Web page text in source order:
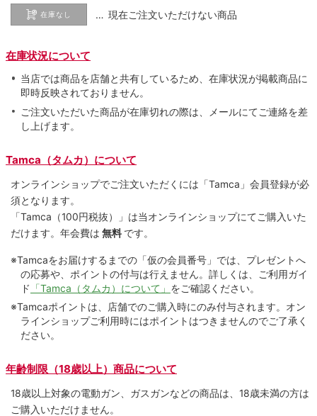
在庫なし … 現在ご注文いただけない商品
在庫状況について
当店では商品を店舗と共有しているため、在庫状況が掲載商品に
即時反映されておりません。
ご注文いただいた商品が在庫切れの際は、メールにてご連絡を差
し上げます。
Tamca（タムカ）について
オンラインショップでご注⽂いただくには「Tamca」会員登録が必
須となります。
「Tamca （100円税抜）
」は当オンラインショップにてご購⼊いた
だけます。 年会費は 無料 です。
※Tamcaをお届けするまでの「仮の会員番号」では、プレゼントへ
の応募や、ポイントの付与は⾏えません。詳しくは、ご利⽤ガイ
ド 「Tamca（タムカ）について」 をご確認ください。
※Tamcaポイントは、店舗でのご購⼊時にのみ付与されます。オン
ラインショップご利用時にはポイントはつきませんのでご了承く
ださい。
年齢制限（18歳以上）商品について
18歳以上対象の電動ガン、ガスガンなどの商品は、18歳未満の方は
ご購入いただけません。